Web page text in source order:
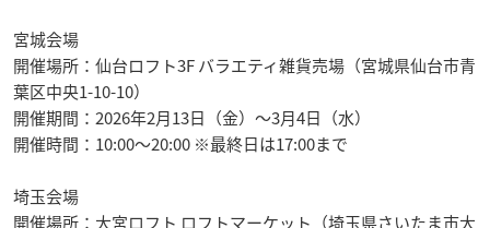
宮城会場
開催場所：仙台ロフト3F バラエティ雑貨売場（宮城県仙台市青
葉区中央1-10-10）
開催期間：2026年2月13日（金）〜3月4日（水）
開催時間：10:00〜20:00 ※最終日は17:00まで
埼玉会場
開催場所：大宮ロフト ロフトマーケット（埼玉県さいたま市大